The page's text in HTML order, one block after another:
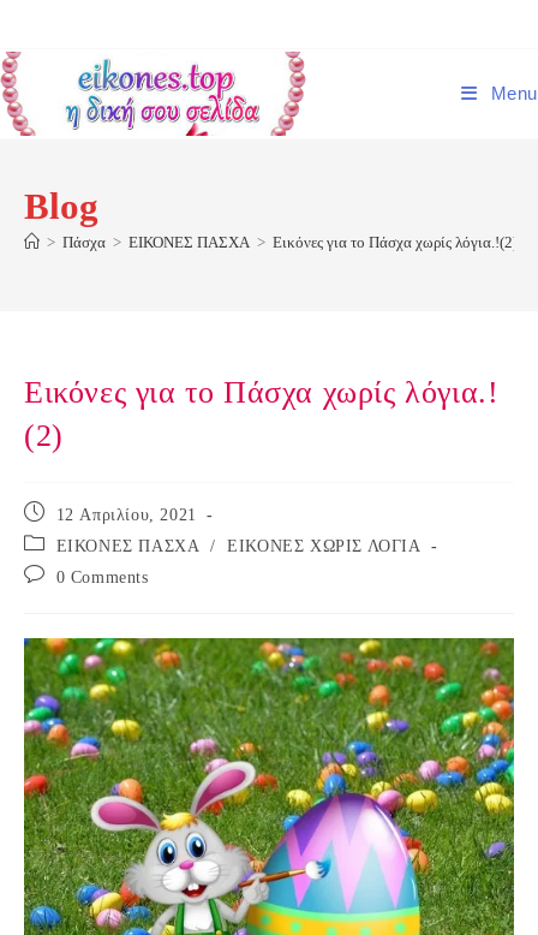
content
Menu
Blog
> Πάσχα > ΕΙΚΟΝΕΣ ΠΑΣΧΑ > Εικόνες για το Πάσχα χωρίς λόγια.!(2)
Εικόνες για το Πάσχα χωρίς λόγια.!
(2)
Post
published:
12 Απριλίου, 2021
Post
category:
ΕΙΚΟΝΕΣ ΠΑΣΧΑ /
ΕΙΚΟΝΕΣ ΧΩΡΙΣ ΛΟΓΙΑ
Post
0 Comments